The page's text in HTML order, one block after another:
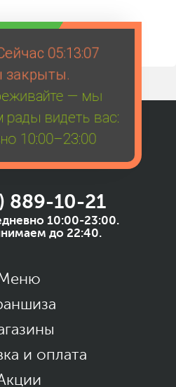
05:13:07
закрыты.
— мы
рады видеть вас:
10:00–23:00
889-10-21
10:00-23:00.
до 22:40.
и оплата